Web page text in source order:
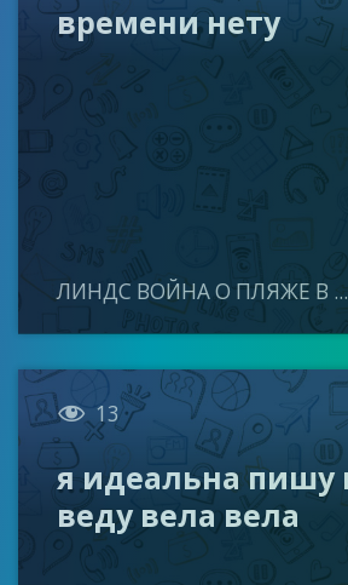
времени нету
ЛИНДС ВОЙНА О ПЛЯЖЕ В ...
 13
я идеальна пишу
веду вела вела